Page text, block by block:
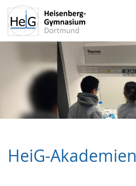
HeiG-Akademien